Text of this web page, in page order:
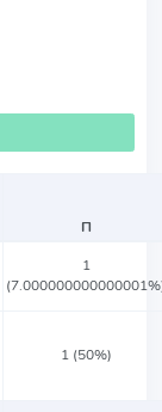
П
1
1 (50%)